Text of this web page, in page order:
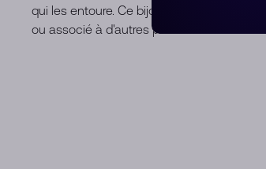
qui les entoure. Ce bijou de luxe est
ou associé à d'autres pièces.